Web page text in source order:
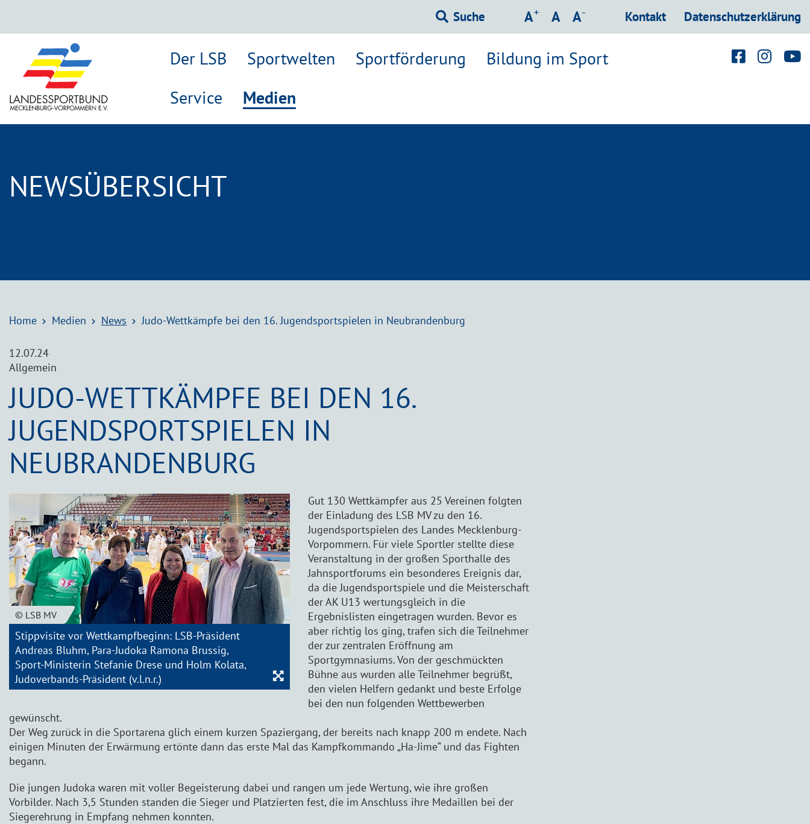
Suche Schrift vergrößern
A+ Schrift normal
A Schrift verkleinern
A- Kontakt Datenschutzerklärung
Der LSB Sportwelten Sportförderung
Bildung im Sport
Service
Medien
NEWSÜBERSICHT
Home Medien News Judo-Wettkämpfe bei den 16. Jugendsportspielen in Neubrandenburg
12.07.24
Allgemein
JUDO-WETTKÄMPFE BEI DEN 16.
JUGENDSPORTSPIELEN IN
NEUBRANDENBURG
© LSB MV
Stippvisite vor Wettkampfbeginn: LSB-Präsident
Andreas Bluhm, Para-Judoka Ramona Brussig,
Sport-Ministerin Stefanie Drese und Holm Kolata,
Judoverbands-Präsident (v.l.n.r.)
Gut 130 Wettkämpfer aus 25 Vereinen folgten
der Einladung des LSB MV zu den 16.
Jugendsportspielen des Landes Mecklenburg-
Vorpommern. Für viele Sportler stellte diese
Veranstaltung in der großen Sporthalle des
Jahnsportforums ein besonderes Ereignis dar,
da die Jugendsportspiele und die Meisterschaft
der AK U13 wertungsgleich in die
Ergebnislisten eingetragen wurden. Bevor es
aber richtig los ging, trafen sich die Teilnehmer
der zur zentralen Eröffnung am
Sportgymnasiums. Von der geschmückten
Bühne aus wurden alle Teilnehmer begrüßt,
den vielen Helfern gedankt und beste Erfolge
bei den nun folgenden Wettbewerben
gewünscht.
Der Weg zurück in die Sportarena glich einem kurzen Spaziergang, der bereits nach knapp 200 m endete. Nach
einigen Minuten der Erwärmung ertönte dann das erste Mal das Kampfkommando „Ha-Jime“ und das Fighten
begann.
Die jungen Judoka waren mit voller Begeisterung dabei und rangen um jede Wertung, wie ihre großen
Vorbilder. Nach 3,5 Stunden standen die Sieger und Platzierten fest, die im Anschluss ihre Medaillen bei der
Siegerehrung in Empfang nehmen konnten.